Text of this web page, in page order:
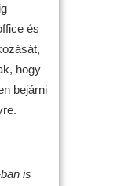
és
hogy
bejárni
is